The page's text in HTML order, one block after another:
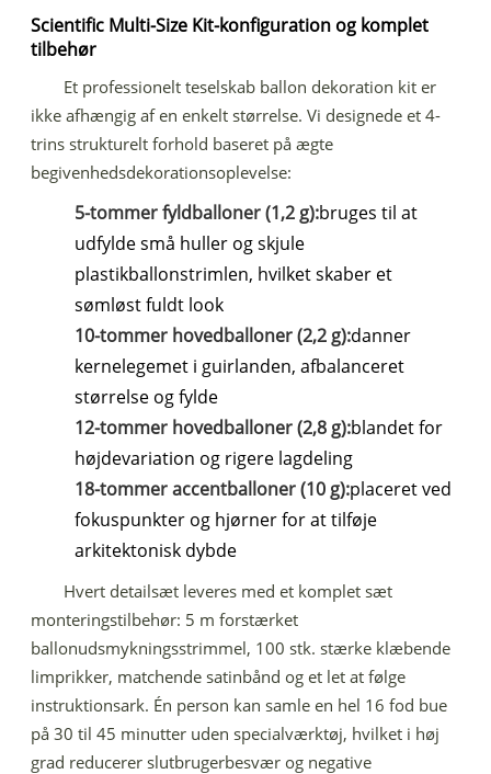
Scientific Multi-Size Kit-konfiguration og komplet
tilbehør
Et professionelt teselskab ballon dekoration kit er
ikke afhængig af en enkelt størrelse. Vi designede et 4-
trins strukturelt forhold baseret på ægte
begivenhedsdekorationsoplevelse:
5-tommer fyldballoner (1,2 g):bruges til at
udfylde små huller og skjule
plastikballonstrimlen, hvilket skaber et
sømløst fuldt look
10-tommer hovedballoner (2,2 g):danner
kernelegemet i guirlanden, afbalanceret
størrelse og fylde
12-tommer hovedballoner (2,8 g):blandet for
højdevariation og rigere lagdeling
18-tommer accentballoner (10 g):placeret ved
fokuspunkter og hjørner for at tilføje
arkitektonisk dybde
Hvert detailsæt leveres med et komplet sæt
monteringstilbehør: 5 m forstærket
ballonudsmykningsstrimmel, 100 stk. stærke klæbende
limprikker, matchende satinbånd og et let at følge
instruktionsark. Én person kan samle en hel 16 fod bue
på 30 til 45 minutter uden specialværktøj, hvilket i høj
grad reducerer slutbrugerbesvær og negative